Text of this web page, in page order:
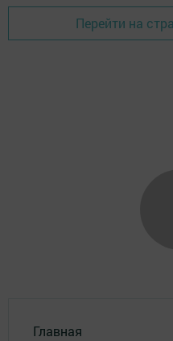
Перейти на
Главная